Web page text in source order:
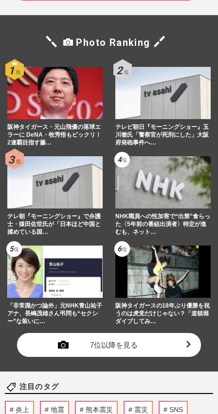
Photo Ranking
阪神タイガース・元山飛優の落球エ
ラーに DeNA・牧秀悟もビックリ！
2連覇目指す藤…
テレビ朝日『モーニングショー』玉
川徹氏「警察官が死刑にした」大阪
府発砲事件へ…
テレ朝『モーニングショー』で弁護
士・猿田佐世氏が「日本ほど中国と
揉めている国…
NHK職員への性加害で“出禁”食らっ
た〈5年前の番組出演者〉特定が進
むも、ネット…
「非常識かつ論外」元NHK青山祐子
アナ、長嶋茂雄さん弔問も“セクシ
ー”な装いに…
阪神タイガースの18年ぶり優勝を祝
うのは虎党だけじゃない？「道頓堀
ダイブしてみ…
7位以降を見る
注目のタグ
炎上 地震 熊本震災 震災 SNS